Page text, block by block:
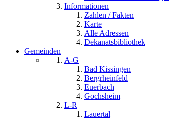
Informationen
Zahlen / Fakten
Karte
Alle Adressen
Dekanatsbibliothek
Gemeinden
A-G
Bad Kissingen
Bergrheinfeld
Euerbach
Gochsheim
L-R
Lauertal